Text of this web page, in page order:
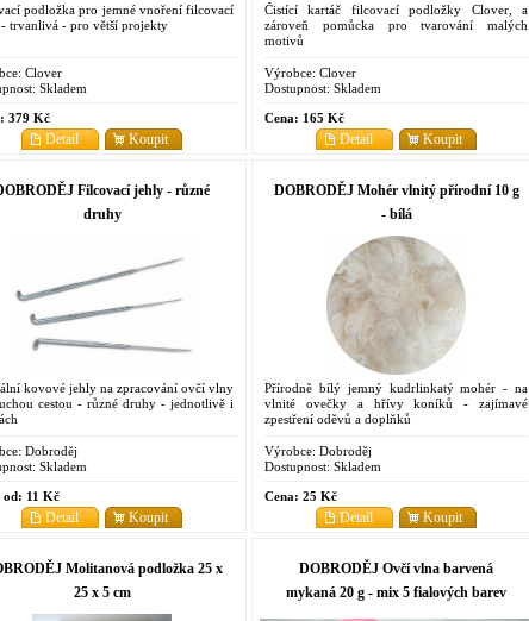
podložka pro jemné vnoření filcovací
trvanlivá - pro větší projekty
Clover
Skladem
379 Kč
Koupit
Detail
Čistící kartáč filcovací podložky Clover, a
zároveň pomůcka pro tvarování malých
motivů
Výrobce: Clover
Dostupnost: Skladem
Cena: 165 Kč
Koupit
Detail
Filcovací jehly - různé
druhy
kovové jehly na zpracování ovčí vlny
cestou - různé druhy - jednotlivě i
Dobroděj
Skladem
od: 11 Kč
Koupit
Detail
DOBRODĚJ Mohér vlnitý přírodní 10 g
- bílá
Přírodně bílý jemný kudrlinkatý mohér - na
vlnité ovečky a hřívy koníků - zajímavé
zpestření oděvů a doplňků
Výrobce: Dobroděj
Dostupnost: Skladem
Cena: 25 Kč
Koupit
Detail
Molitanová podložka 25 x
25 x 5 cm
DOBRODĚJ Ovčí vlna barvená
mykaná 20 g - mix 5 fialových barev